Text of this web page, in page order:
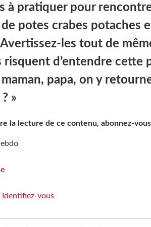
à pratiquer pour
potes crabes potaches
les tout de
risquent d’entendre cette
maman, papa, on y
»
la lecture de ce contenu, abonnez-
Identifiez-vous